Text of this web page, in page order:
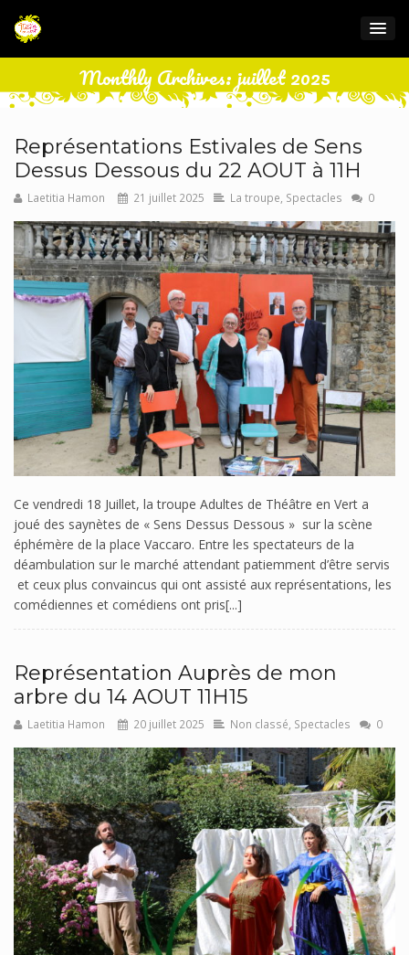
Monthly Archives: juillet 2025
Représentations Estivales de Sens
Dessus Dessous du 22 AOUT à 11H
Laetitia Hamon 21 juillet 2025 La troupe Spectacles 0
Ce vendredi 18 Juillet, la troupe Adultes de Théâtre en Vert a
joué des saynètes de « Sens Dessus Dessous » sur la scène
éphémère de la place Vaccaro. Entre les spectateurs de la
déambulation sur le marché attendant patiemment d’être servis
et ceux plus convaincus qui ont assisté aux représentations, les
comédiennes et comédiens ont pris[...]
Représentation Auprès de mon
arbre du 14 AOUT 11H15
Laetitia Hamon 20 juillet 2025 Non classé Spectacles 0